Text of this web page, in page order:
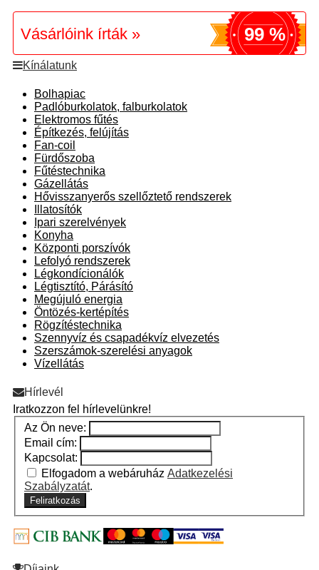
Vásárlóink írták » 99 %
Kínálatunk
Bolhapiac
Padlóburkolatok, falburkolatok
Elektromos fűtés
Építkezés, felújítás
Fan-coil
Fürdőszoba
Fűtéstechnika
Gázellátás
Hővisszanyerős szellőztető rendszerek
Illatosítók
Ipari szerelvények
Konyha
Központi porszívók
Lefolyó rendszerek
Légkondícionálók
Légtisztító, Párásító
Megújuló energia
Öntözés-kertépítés
Rögzítéstechnika
Szennyvíz és csapadékvíz elvezetés
Szerszámok-szerelési anyagok
Vízellátás
Hírlevél
Iratkozzon fel hírlevelünkre!
Az Ön neve:
Email cím:
Kapcsolat:
Elfogadom a webáruház Adatkezelési
Szabályzatát.
Feliratkozás